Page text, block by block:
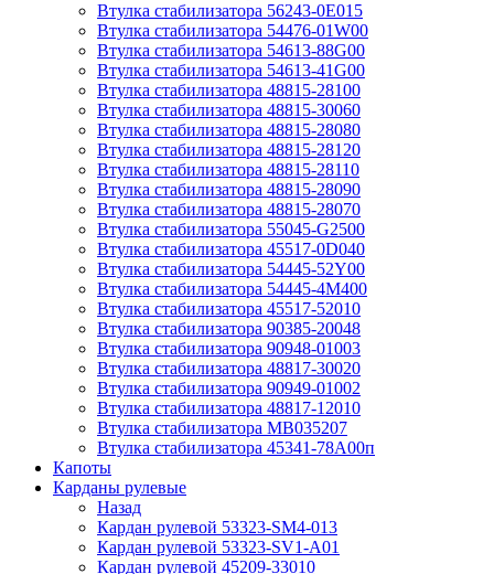
Втулка стабилизатора 56243-0E015
Втулка стабилизатора 54476-01W00
Втулка стабилизатора 54613-88G00
Втулка стабилизатора 54613-41G00
Втулка стабилизатора 48815-28100
Втулка стабилизатора 48815-30060
Втулка стабилизатора 48815-28080
Втулка стабилизатора 48815-28120
Втулка стабилизатора 48815-28110
Втулка стабилизатора 48815-28090
Втулка стабилизатора 48815-28070
Втулка стабилизатора 55045-G2500
Втулка стабилизатора 45517-0D040
Втулка стабилизатора 54445-52Y00
Втулка стабилизатора 54445-4M400
Втулка стабилизатора 45517-52010
Втулка стабилизатора 90385-20048
Втулка стабилизатора 90948-01003
Втулка стабилизатора 48817-30020
Втулка стабилизатора 90949-01002
Втулка стабилизатора 48817-12010
Втулка стабилизатора MB035207
Втулка стабилизатора 45341-78A00п
Капоты
Карданы рулевые
Назад
Кардан рулевой 53323-SM4-013
Кардан рулевой 53323-SV1-A01
Кардан рулевой 45209-33010